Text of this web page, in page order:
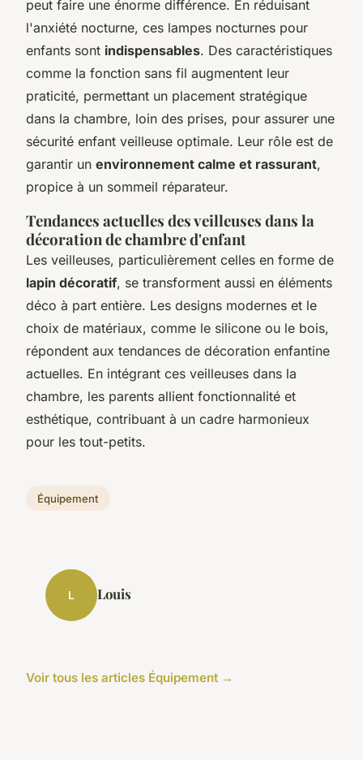
peut faire une énorme différence. En réduisant
l'anxiété nocturne, ces lampes nocturnes pour
enfants sont indispensables. Des caractéristiques
comme la fonction sans fil augmentent leur
praticité, permettant un placement stratégique
dans la chambre, loin des prises, pour assurer une
sécurité enfant veilleuse optimale. Leur rôle est de
garantir un environnement calme et rassurant,
propice à un sommeil réparateur.
Tendances actuelles des veilleuses dans la
décoration de chambre d'enfant
Les veilleuses, particulièrement celles en forme de
lapin décoratif, se transforment aussi en éléments
déco à part entière. Les designs modernes et le
choix de matériaux, comme le silicone ou le bois,
répondent aux tendances de décoration enfantine
actuelles. En intégrant ces veilleuses dans la
chambre, les parents allient fonctionnalité et
esthétique, contribuant à un cadre harmonieux
pour les tout-petits.
Équipement
L Louis
Voir tous les articles Équipement →